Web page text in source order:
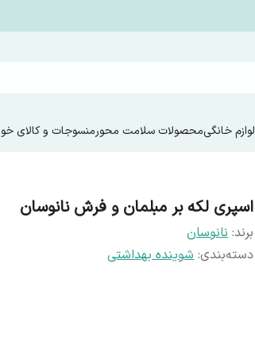
لوازم خانگیمحصولات سلامت محورمنسوجات و کالای
اسپری لکه بر مبلمان و فرش نانوسان
برند: نانوسان
دسته‌بندی:شوینده بهداشتی